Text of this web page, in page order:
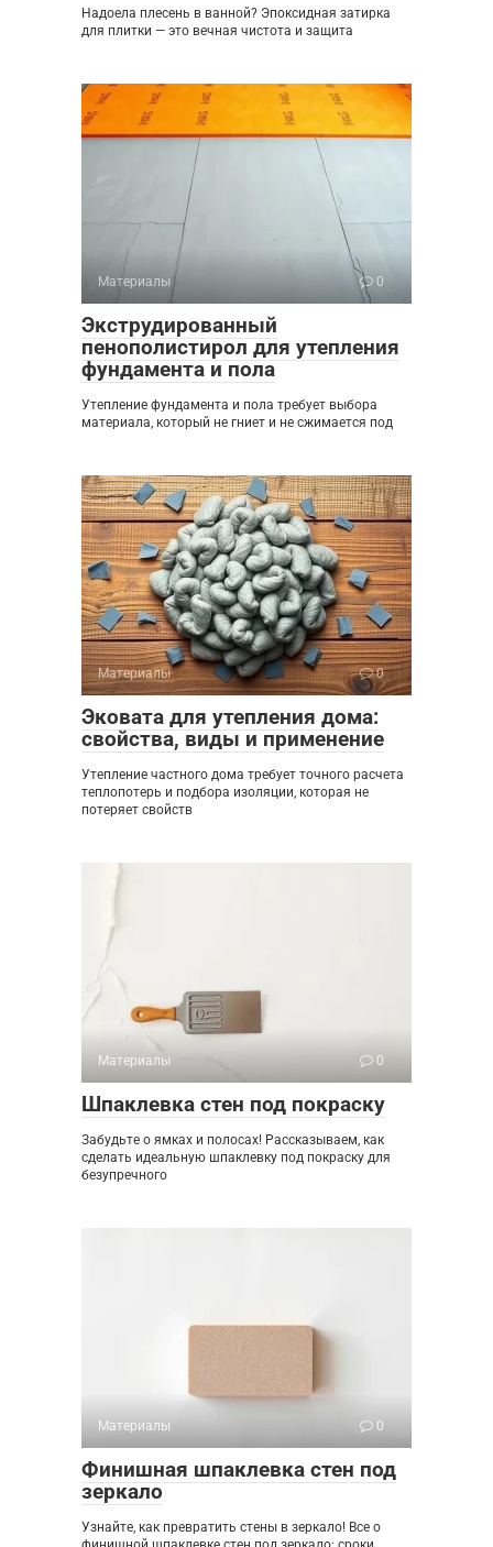
Надоела плесень в ванной? Эпоксидная затирка
для плитки — это вечная чистота и защита
Материалы 0
Экструдированный
пенополистирол для утепления
фундамента и пола
Утепление фундамента и пола требует выбора
материала, который не гниет и не сжимается под
Материалы 0
Эковата для утепления дома:
свойства, виды и применение
Утепление частного дома требует точного расчета
теплопотерь и подбора изоляции, которая не
потеряет свойств
Материалы 0
Шпаклевка стен под покраску
Забудьте о ямках и полосах! Рассказываем, как
сделать идеальную шпаклевку под покраску для
безупречного
Материалы 0
Финишная шпаклевка стен под
зеркало
Узнайте, как превратить стены в зеркало! Все о